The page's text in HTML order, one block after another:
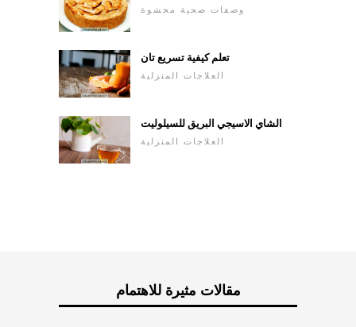
وصفات صحية محشوة
تعلم كيفية تسريع تان
العلاجات المنزلية
الشاي الاسيجي البريق للسيلوليت
العلاجات المنزلية
مقالات مثيرة للاهتمام